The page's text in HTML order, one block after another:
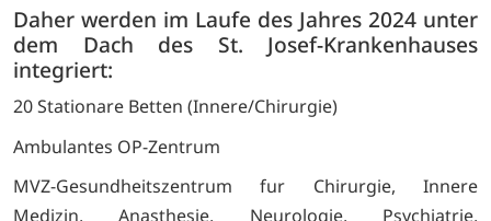
Daher werden im Laufe des Jahres 2024 unter
dem Dach des St. Josef-Krankenhauses
integriert:
20 Stationare Betten (Innere/Chirurgie)
Ambulantes OP-Zentrum
MVZ-Gesundheitszentrum fur Chirurgie, Innere
Medizin, Anasthesie, Neurologie, Psychiatrie,